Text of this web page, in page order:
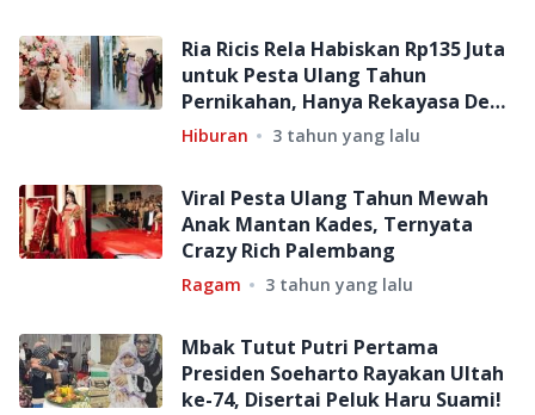
Ria Ricis Rela Habiskan Rp135 Juta
untuk Pesta Ulang Tahun
Pernikahan, Hanya Rekayasa Demi
Nama Baik Teuku Ryan?
Hiburan 3 tahun yang lalu
Viral Pesta Ulang Tahun Mewah
Anak Mantan Kades, Ternyata
Crazy Rich Palembang
Ragam 3 tahun yang lalu
Mbak Tutut Putri Pertama
Presiden Soeharto Rayakan Ultah
ke-74, Disertai Peluk Haru Suami!